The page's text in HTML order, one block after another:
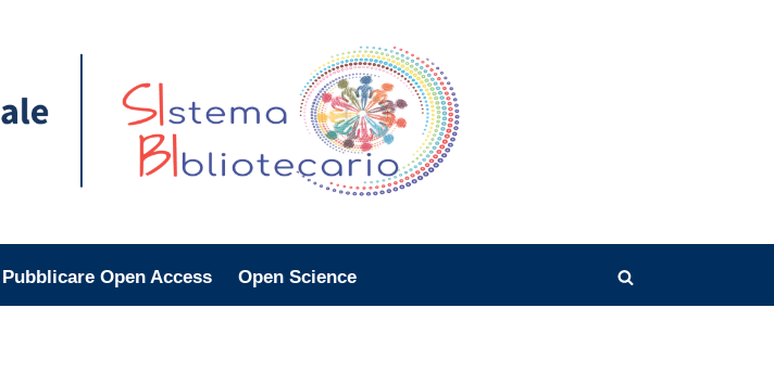
Pubblicare Open Access Open Science
Toggle